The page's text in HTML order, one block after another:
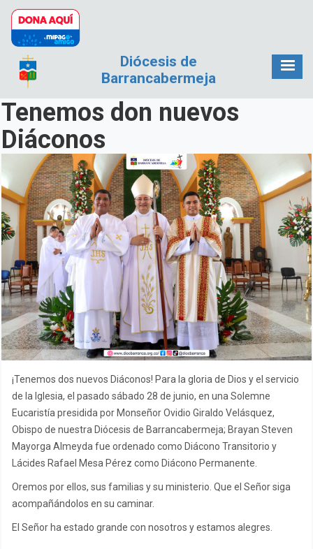
Pasar al contenido principal
Diócesis de
Barrancabermeja
Tenemos don nuevos
Diáconos
¡Tenemos dos nuevos Diáconos! Para la gloria de Dios y el servicio
de la Iglesia, el pasado sábado 28 de junio, en una Solemne
Eucaristía presidida por Monseñor Ovidio Giraldo Velásquez,
Obispo de nuestra Diócesis de Barrancabermeja; Brayan Steven
Mayorga Almeyda fue ordenado como Diácono Transitorio y
Lácides Rafael Mesa Pérez como Diácono Permanente.
Oremos por ellos, sus familias y su ministerio. Que el Señor siga
acompañándolos en su caminar.
El Señor ha estado grande con nosotros y estamos alegres.